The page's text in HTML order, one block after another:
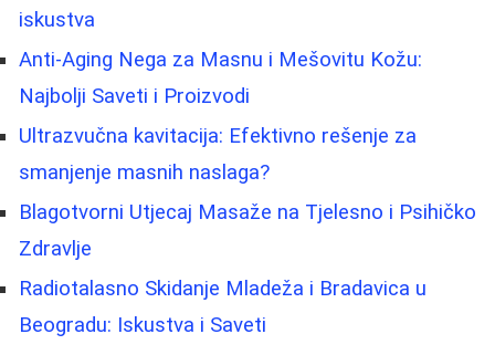
iskustva
Anti-Aging Nega za Masnu i Mešovitu Kožu:
Najbolji Saveti i Proizvodi
Ultrazvučna kavitacija: Efektivno rešenje za
smanjenje masnih naslaga?
Blagotvorni Utjecaj Masaže na Tjelesno i Psihičko
Zdravlje
Radiotalasno Skidanje Mladeža i Bradavica u
Beogradu: Iskustva i Saveti